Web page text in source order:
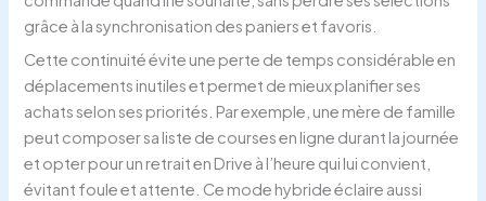
grâce à la synchronisation des paniers et favoris.
Cette continuité évite une perte de temps considérable en
déplacements inutiles et permet de mieux planifier ses
achats selon ses priorités. Par exemple, une mère de famille
peut composer sa liste de courses en ligne durant la journée
et opter pour un retrait en Drive à l’heure qui lui convient,
évitant foule et attente. Ce mode hybride éclaire aussi